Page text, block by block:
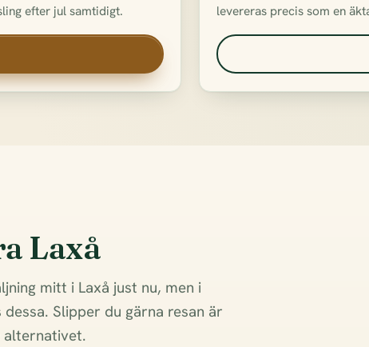
efter jul samtidigt.
levereras precis som en
Laxå
mitt i Laxå just nu, men i
Slipper du gärna resan är
alternativet.